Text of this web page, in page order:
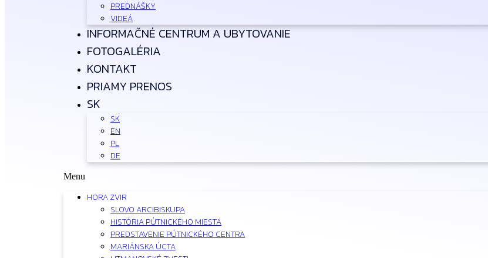
PREDNÁŠKY
VIDEÁ
INFORMAČNÉ CENTRUM A UBYTOVANIE
FOTOGALÉRIA
KONTAKT
PRIAMY PRENOS
SK
SK
EN
PL
DE
Menu
HORA ZVIR
SLOVO ARCIBISKUPA
HISTÓRIA PÚTNICKÉHO MIESTA
PREDSTAVENIE PÚTNICKÉHO CENTRA
MARIÁNSKA ÚCTA